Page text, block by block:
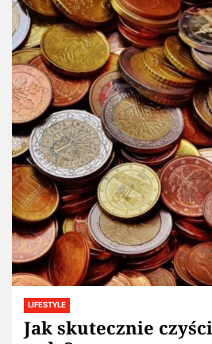
LIFESTYLE
Jak skutecznie